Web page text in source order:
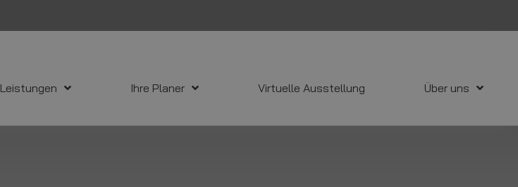
Leistungen Ihre Planer Virtuelle Ausstellung Über uns